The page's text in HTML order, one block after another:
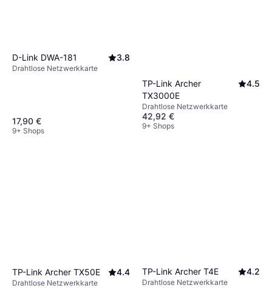
D-Link DWA-181 3.8
Drahtlose Netzwerkkarte
17,90 €
9+ Shops
TP-Link Archer
TX3000E
4.5
Drahtlose Netzwerkkarte
42,92 €
9+ Shops
TP-Link Archer TX50E 4.4
Drahtlose Netzwerkkarte
TP-Link Archer T4E 4.2
Drahtlose Netzwerkkarte